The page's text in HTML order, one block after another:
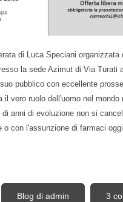
di Luca Speciani organizzata
la sede Azimut di Via Turati
pubblico con eccellente
il vero ruolo dell'uomo nel mondo
anni di evoluzione non si
o con l'assunzione di farmaci
con Luca Speciani,
Blog di admin 3